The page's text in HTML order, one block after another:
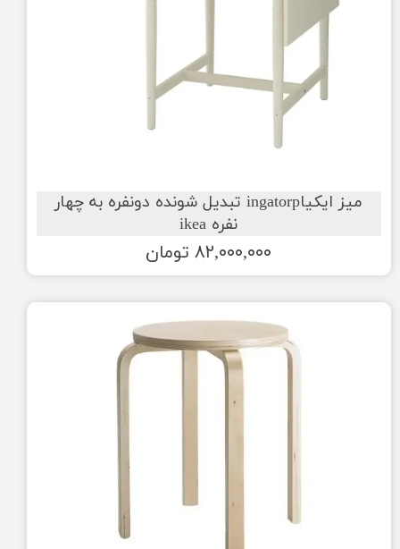
میز ایکیاingatorp تبدیل شونده دونفره به چهار
نفره ikea
۸۲,۰۰۰,۰۰۰ تومان